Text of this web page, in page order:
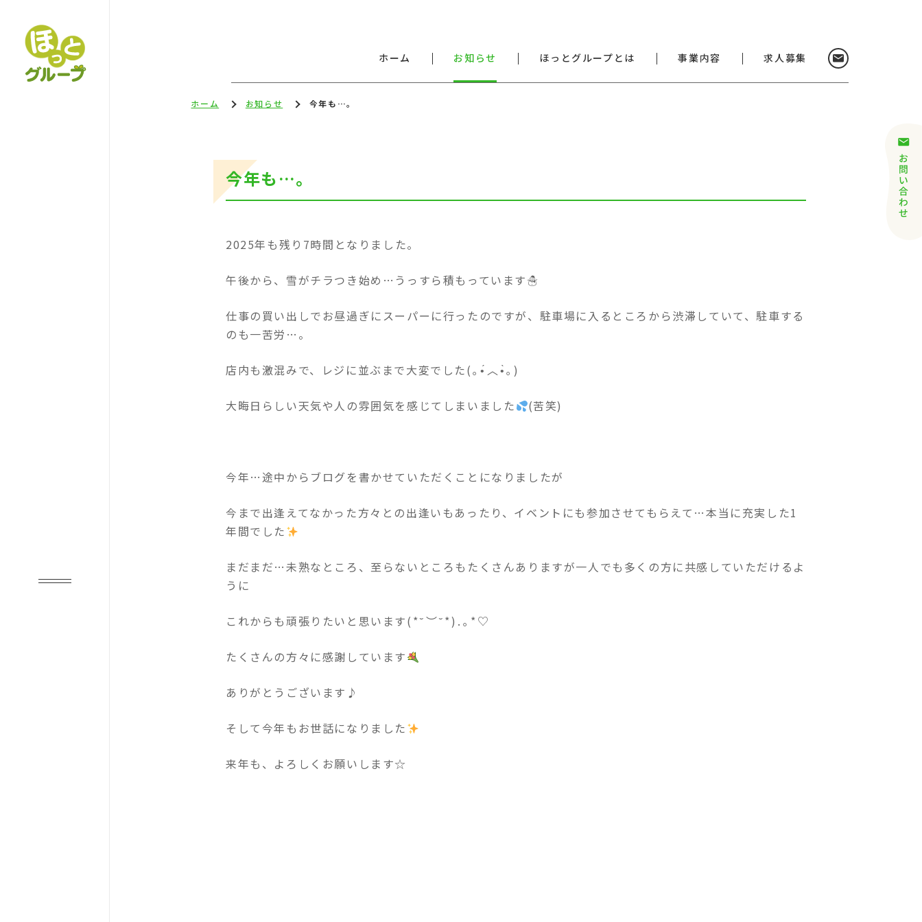
ホーム お知らせ ほっとグループとは 事業内容 求人募集
ホーム お知らせ 今年も…。
今年も…。
2025年も残り7時間となりました。
午後から、雪がチラつき始め…うっすら積もっています☃
仕事の買い出しでお昼過ぎにスーパーに行ったのですが、駐車場に入るところから渋滞していて、駐車する
のも一苦労…。
店内も激混みで、レジに並ぶまで大変でした(⁠｡⁠•́⁠︿⁠•̀⁠｡⁠)
大晦日らしい天気や人の雰囲気を感じてしまいました (苦笑)
今年…途中からブログを書かせていただくことになりましたが
今まで出逢えてなかった方々との出逢いもあったり、イベントにも参加させてもらえて…本当に充実した1
年間でした
まだまだ…未熟なところ、至らないところもたくさんありますが一人でも多くの方に共感していただけるよ
うに
これからも頑張りたいと思います(⁠*⁠˘⁠︶⁠˘⁠*⁠)⁠.⁠｡⁠*⁠♡
たくさんの方々に感謝しています
ありがとうございます♪
そして今年もお世話になりました
来年も、よろしくお願いします☆